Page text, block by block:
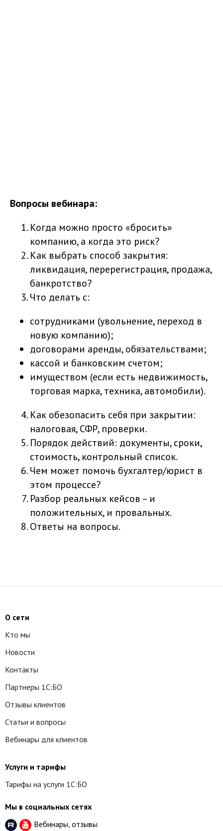
Вопросы вебинара:
Когда можно просто «бросить»
компанию, а когда это риск?
Как выбрать способ закрытия:
ликвидация, перерегистрация, продажа,
банкротство?
Что делать с:
сотрудниками (увольнение, переход в
новую компанию);
договорами аренды, обязательствами;
кассой и банковским счетом;
имуществом (если есть недвижимость,
торговая марка, техника, автомобили).
Как обезопасить себя при закрытии:
налоговая, СФР, проверки.
Порядок действий: документы, сроки,
стоимость, контрольный список.
Чем может помочь бухгалтер/юрист в
этом процессе?
Разбор реальных кейсов – и
положительных, и провальных.
Ответы на вопросы.
О сети
Кто мы
Новости
Контакты
Партнеры 1С:БО
Отзывы клиентов
Статьи и вопросы
Вебинары для клиентов
Услуги и тарифы
Тарифы на услуги 1С:БО
Мы в социальных сетях
Вебинары, отзывы